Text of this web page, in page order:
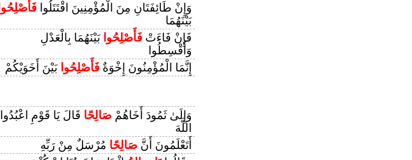
وَإِنْ طَائِفَتَانِ مِنَ الْمُؤْمِنِينَ اقْتَتَلُوا فَأَصْلِحُوا
بَيْنَهُمَا
فَإِنْ فَاءَتْ فَأَصْلِحُوا بَيْنَهُمَا بِالْعَدْلِ
وَأَقْسِطُوا
إِنَّمَا الْمُؤْمِنُونَ إِخْوَةٌ فَأَصْلِحُوا بَيْنَ أَخَوَيْكُمْ
وَإِلَىٰ ثَمُودَ أَخَاهُمْ صَالِحًا قَالَ يَا قَوْمِ اعْبُدُوا
اللَّهَ
أَتَعْلَمُونَ أَنَّ صَالِحًا مُرْسَلٌ مِنْ رَبِّهِ